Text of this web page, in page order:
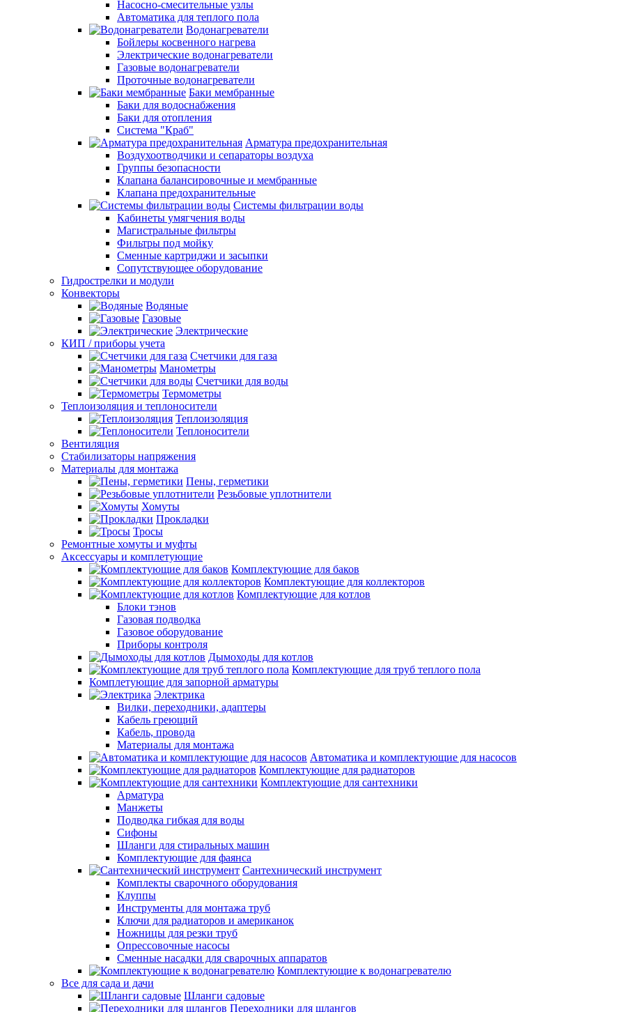
Насосно-смесительные узлы
Автоматика для теплого пола
Водонагреватели
Бойлеры косвенного нагрева
Электрические водонагреватели
Газовые водонагреватели
Проточные водонагреватели
Баки мембранные
Баки для водоснабжения
Баки для отопления
Система "Краб"
Арматура предохранительная
Воздухоотводчики и сепараторы воздуха
Группы безопасности
Клапана балансировочные и мембранные
Клапана предохранительные
Системы фильтрации воды
Кабинеты умягчения воды
Магистральные фильтры
Фильтры под мойку
Сменные картриджи и засыпки
Сопутствующее оборудование
Гидрострелки и модули
Конвекторы
Водяные
Газовые
Электрические
КИП / приборы учета
Счетчики для газа
Манометры
Счетчики для воды
Термометры
Теплоизоляция и теплоносители
Теплоизоляция
Теплоносители
Вентиляция
Стабилизаторы напряжения
Материалы для монтажа
Пены, герметики
Резьбовые уплотнители
Хомуты
Прокладки
Тросы
Ремонтные хомуты и муфты
Аксессуары и комплетующие
Комплектующие для баков
Комплектующие для коллекторов
Комплектующие для котлов
Блоки тэнов
Газовая подводка
Газовое оборудование
Приборы контроля
Дымоходы для котлов
Комплектующие для труб теплого пола
Комплетующие для запорной арматуры
Электрика
Вилки, переходники, адаптеры
Кабель греющий
Кабель, провода
Материалы для монтажа
Автоматика и комплектующие для насосов
Комплектующие для радиаторов
Комплектующие для сантехники
Арматура
Манжеты
Подводка гибкая для воды
Сифоны
Шланги для стиральных машин
Комплектующие для фаянса
Сантехнический инструмент
Комплекты сварочного оборудования
Клуппы
Инструменты для монтажа труб
Ключи для радиаторов и американок
Ножницы для резки труб
Опрессовочные насосы
Сменные насадки для сварочных аппаратов
Комплектующие к водонагревателю
Все для сада и дачи
Шланги садовые
Переходники для шлангов